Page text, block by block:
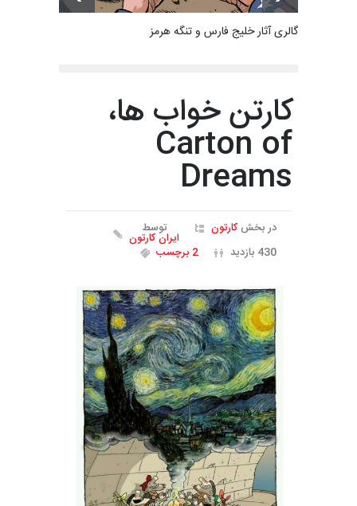
گالری آثار خلیج فارس و تنگه هرمز
کارتن خواب ها،
Carton of
Dreams
در بخشکارتون توسط
ایران کارتون
430 بازدید
2 برچسب